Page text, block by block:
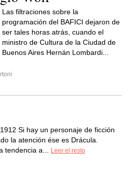
Las filtraciones sobre la
programación del BAFICI dejaron de
ser tales horas atrás, cuando el
ministro de Cultura de la Ciudad de
Buenos Aires Hernán Lombardi...
Si hay un personaje de ficción
la atención ése es Drácula.
tendencia a...
Leer el resto